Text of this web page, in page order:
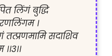
लिंगं बुद्धि
।
तत्प्रणमामि सदाशिव